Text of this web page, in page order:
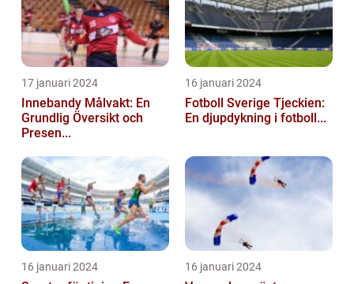
17 januari 2024
Innebandy Målvakt: En
Grundlig Översikt och
Presen...
16 januari 2024
Fotboll Sverige Tjeckien:
En djupdykning i fotboll...
16 januari 2024 16 januari 2024